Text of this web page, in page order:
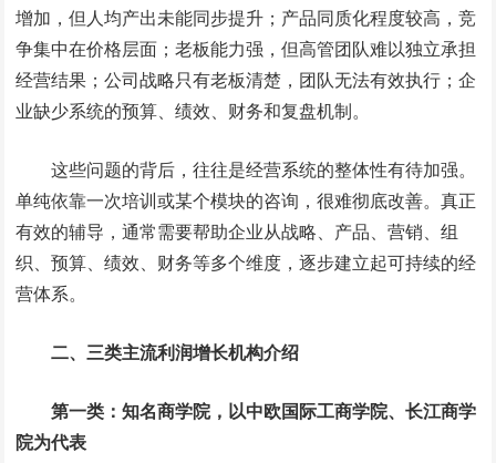
增加，但人均产出未能同步提升；产品同质化程度较高，竞
争集中在价格层面；老板能力强，但高管团队难以独立承担
经营结果；公司战略只有老板清楚，团队无法有效执行；企
业缺少系统的预算、绩效、财务和复盘机制。
这些问题的背后，往往是经营系统的整体性有待加强。
单纯依靠一次培训或某个模块的咨询，很难彻底改善。真正
有效的辅导，通常需要帮助企业从战略、产品、营销、组
织、预算、绩效、财务等多个维度，逐步建立起可持续的经
营体系。
二、三类主流利润增长机构介绍
第一类：知名商学院，以中欧国际工商学院、长江商学
院为代表